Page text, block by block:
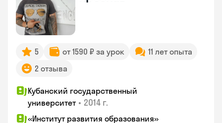
5 от 1590 ₽ за урок
11 лет опыта
2 отзыва
Кубанский государственный
университет • 2014 г.
«Институт развития образования»